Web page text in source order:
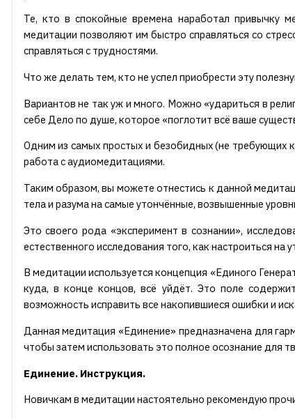
Те, кто в спокойные времена наработал привычку
медитации позволяют им быстро справляться со
справляться с трудностями.
Что же делать тем, кто не успел приобрести эту
Вариантов не так уж и много. Можно «удариться в
себе Дело по душе, которое «поглотит всё ваше
Одним из самых простых и безобидных (не требующих
работа с аудиомедитациями.
Таким образом, вы можете отнестись к данной
тела и разума на самые утончённые, возвышенные
Это своего рода «эксперимент в сознании»,
естественного исследования того, как настроиться на
В медитации используется концепция «Единого
куда, в конце концов, всё уйдёт. Это поле
возможность исправить все накопившиеся ошибки и
Данная медитация «Единение» предназначена для
чтобы затем использовать это полное осознание для
Единение. Инструкция.
Новичкам в медитации настоятельно рекомендую